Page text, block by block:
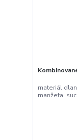
materiál
manžeta: